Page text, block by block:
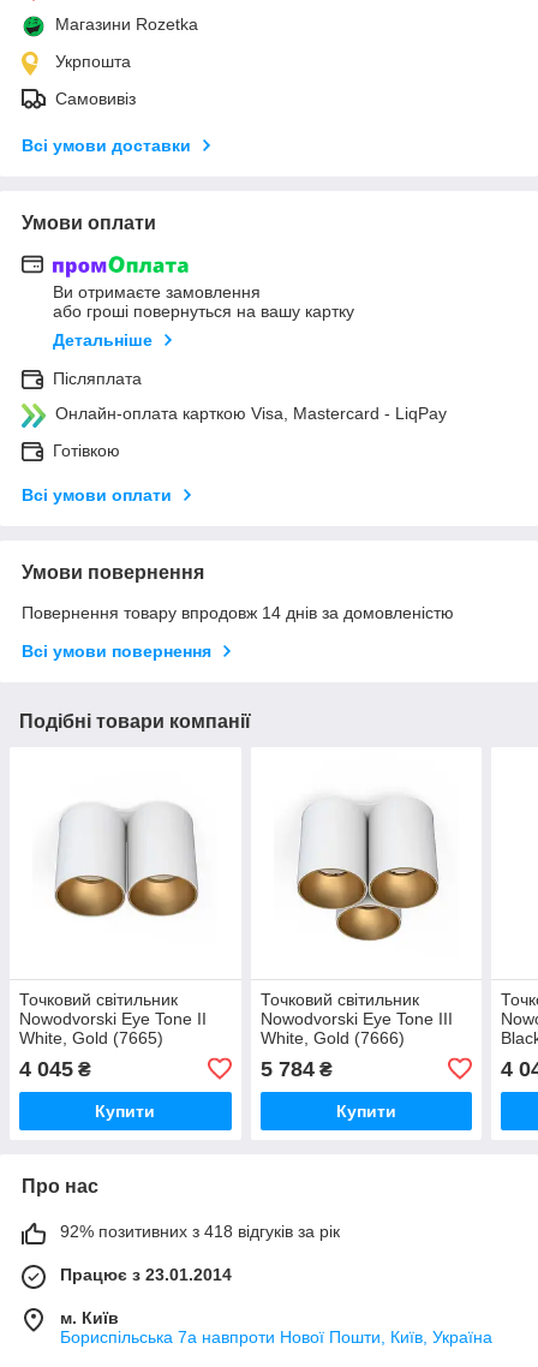
Магазини Rozetka
Укрпошта
Самовивіз
Всі умови доставки
Умови оплати
Ви отримаєте замовлення
або гроші повернуться на вашу картку
Детальніше
Післяплата
Онлайн-оплата карткою Visa, Mastercard - LiqPay
Готівкою
Всі умови оплати
Умови повернення
Повернення товару впродовж 14 днів за домовленістю
Всі умови повернення
Подібні товари компанії
Точковий світильник
Nowodvorski Eye Tone II
White, Gold (7665)
4 045 ₴
Купити
Точковий світильник
Nowodvorski Eye Tone III
White, Gold (7666)
5 784₴
Купити
4
Про нас
92% позитивних з 418 відгуків за рік
Працює з 23.01.2014
м. Київ
Бориспільська 7а навпроти Нової Пошти, Київ, Україна